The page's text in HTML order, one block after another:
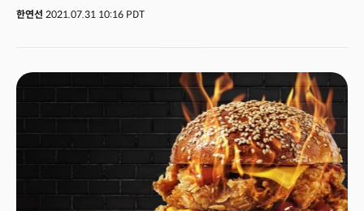
1970년과 비교하면 오늘날 미국 레스토랑 산업의 풍경은 경제성장과 발전의
지난해 팬데믹은 미국 레스토랑 11만개를 폐업 시키고 운영 모델을 완전히
전환시켰다. 전미 레스토랑 협회가 지난 4월 발표한 2021년 레스토랑 산업
현황 보고서에 따르면, 지난 해 외식 산업은 총 매출 약 6590억 달러를
기록했는데 이는 2019년 매출 8630억 달러보다 크게 낮은 수치다. 보고서는
식당 매출이 2021년에는 두 자릿수 성장을 기록할 것으로 전망하고 있지만,
이는 2020년에 발생한 상당한 손실을 메우기에는 충분치 않을 것이라는
예측이다.'미국형님' 데이비드 리 테일러투자자문그룹 최고투자책임자(CIO)
는 28일(현지시각) 더밀크TV 라이브에 출연해 이런 혼란스러운 미국
레스토랑 비즈니스 상황을 주목하고 주요 레스토랑 기업들에 대한 투자의견을
한연선 2021.07.31 10:16 PDT